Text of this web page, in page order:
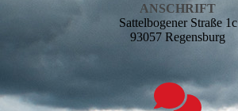
ANSCHRIFT
Sattelbogener Straße 1c
93057 Regensburg